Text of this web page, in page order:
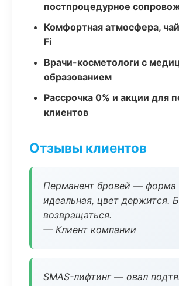
постпроцедурное
Комфортная атмосфера,
Fi
Врачи-косметологи с
образованием
Рассрочка 0% и акции для
клиентов
Отзывы клиентов
Перманент бровей — форма
идеальная, цвет держится.
возвращаться.
— Клиент компании
SMAS-лифтинг — овал